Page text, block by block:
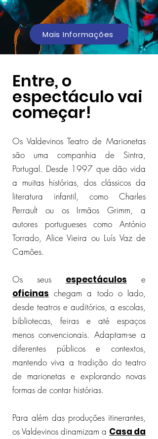
Mais Informações
Entre, o
espectáculo vai
começar!
Os Valdevinos Teatro de Marionetas
são uma companhia de Sintra,
Portugal. Desde 1997 que dão vida
a muitas histórias, dos clássicos da
literatura infantil, como Charles
Perrault ou os Irmãos Grimm, a
autores portugueses como António
Torrado, Alice Vieira ou Luís Vaz de
Camões.
Os seus espectáculos e
oficinas chegam a todo o lado,
desde teatros e auditórios, a escolas,
bibliotecas, feiras e até espaços
menos convencionais. Adaptam-se a
diferentes públicos e contextos,
mantendo viva a tradição do teatro
de marionetas e explorando novas
formas de contar histórias.
Para além das produções itinerantes,
os Valdevinos dinamizam a Casa da